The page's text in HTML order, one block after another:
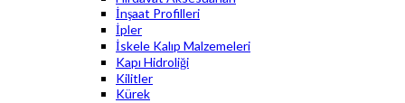
İnşaat Profilleri
İpler
İskele Kalıp Malzemeleri
Kapı Hidroliği
Kilitler
Kürek